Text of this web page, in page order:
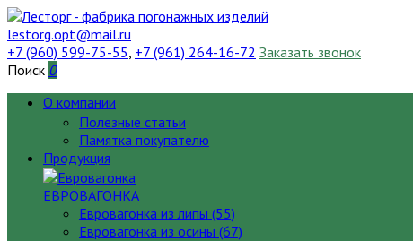
lestorg.opt@mail.ru
+7 (960) 599-75-55, +7 (961) 264-16-72 Заказать звонок
Поиск 0
О компании
Полезные статьи
Памятка покупателю
Продукция
ЕВРОВАГОНКА
Евровагонка из липы (55)
Евровагонка из осины (67)